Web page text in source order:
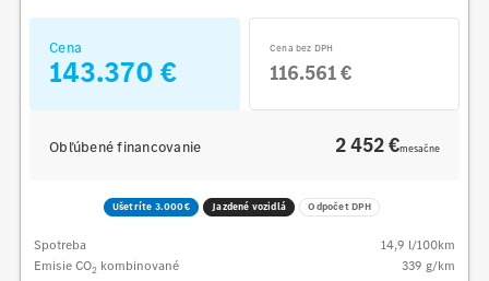
Cena
143.370 €
Cena bez DPH
116.561 €
Obľúbené financovanie 2 452 €mesačne
Ušetríte 3.000€ Jazdené vozidlá Odpočet DPH
Spotreba 14,9 l/100km
Emisie CO2 kombinované 339 g/km